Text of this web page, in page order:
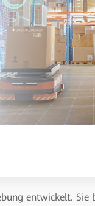
entwickelt. Sie